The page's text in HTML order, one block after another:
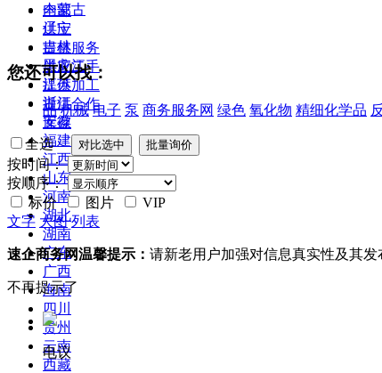
内蒙古
辽宁
吉林
黑龙江
江苏
浙江
安徽
福建
江西
山东
河南
湖北
湖南
广东
广西
海南
四川
贵州
云南
西藏
全部
供应
提供服务
供应二手
提供加工
提供合作
库存
您还可以找：
品 机械 电子 泵 商务服务网 绿色 氧化物 精细化学品
全选
按时间：
按顺序：
标价
图片
VIP
文字 大图 列表
速企商务网温馨提示： 请新老用户加强对信息真实性及其
不再提示了
电议